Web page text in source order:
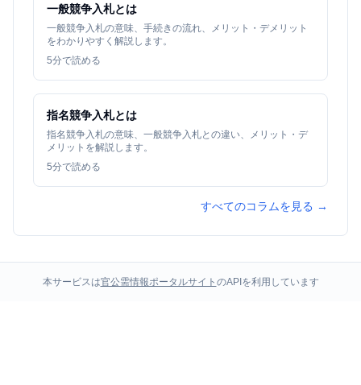
一般競争入札とは
一般競争入札の意味、手続きの流れ、メリット・デメリット
をわかりやすく解説します。
5分で読める
指名競争入札とは
指名競争入札の意味、一般競争入札との違い、メリット・デ
メリットを解説します。
5分で読める
すべてのコラムを見る →
本サービスは官公需情報ポータルサイト のAPIを利用しています